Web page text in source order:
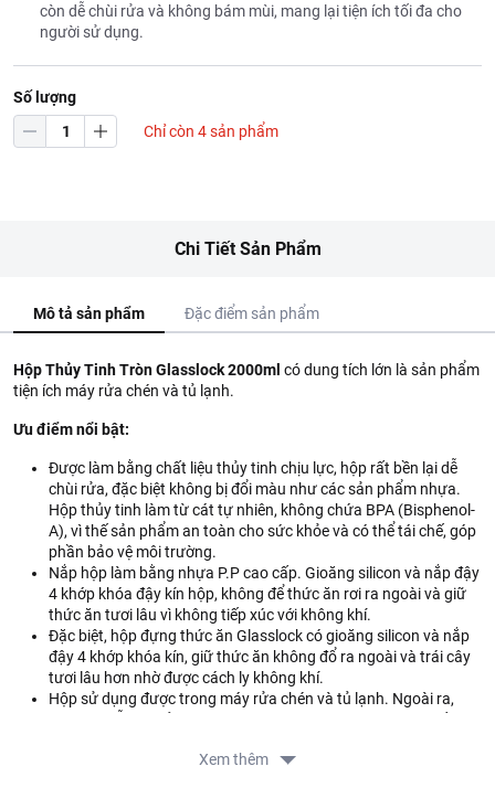
còn dễ chùi rửa và không bám mùi, mang lại tiện ích tối đa cho
người sử dụng.
Số lượng
Chỉ còn 4 sản phẩm
Chi Tiết Sản Phẩm
Mô tả sản phẩm Đặc điểm sản phẩm
Hộp Thủy Tinh Tròn Glasslock 2000ml có dung tích lớn là sản phẩm
tiện ích máy rửa chén và tủ lạnh.
Ưu điểm nổi bật:
Được làm bằng chất liệu thủy tinh chịu lực, hộp rất bền lại dễ
chùi rửa, đặc biệt không bị đổi màu như các sản phẩm nhựa.
Hộp thủy tinh làm từ cát tự nhiên, không chứa BPA (Bisphenol-
A), vì thế sản phẩm an toàn cho sức khỏe và có thể tái chế, góp
phần bảo vệ môi trường.
Nắp hộp làm bằng nhựa P.P cao cấp. Gioăng silicon và nắp đậy
4 khớp khóa đậy kín hộp, không để thức ăn rơi ra ngoài và giữ
thức ăn tươi lâu vì không tiếp xúc với không khí.
Đặc biệt, hộp đựng thức ăn Glasslock có gioăng silicon và nắp
đậy 4 khớp khóa kín, giữ thức ăn không đổ ra ngoài và trái cây
tươi lâu hơn nhờ được cách ly không khí.
Hộp sử dụng được trong máy rửa chén và tủ lạnh. Ngoài ra,
Xem thêm